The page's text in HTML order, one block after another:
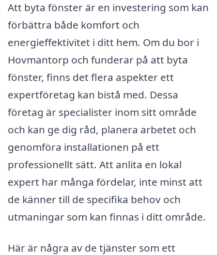
Att byta fönster är en investering som kan
förbättra både komfort och
energieffektivitet i ditt hem. Om du bor i
Hovmantorp och funderar på att byta
fönster, finns det flera aspekter ett
expertföretag kan bistå med. Dessa
företag är specialister inom sitt område
och kan ge dig råd, planera arbetet och
genomföra installationen på ett
professionellt sätt. Att anlita en lokal
expert har många fördelar, inte minst att
de känner till de specifika behov och
utmaningar som kan finnas i ditt område.
Här är några av de tjänster som ett